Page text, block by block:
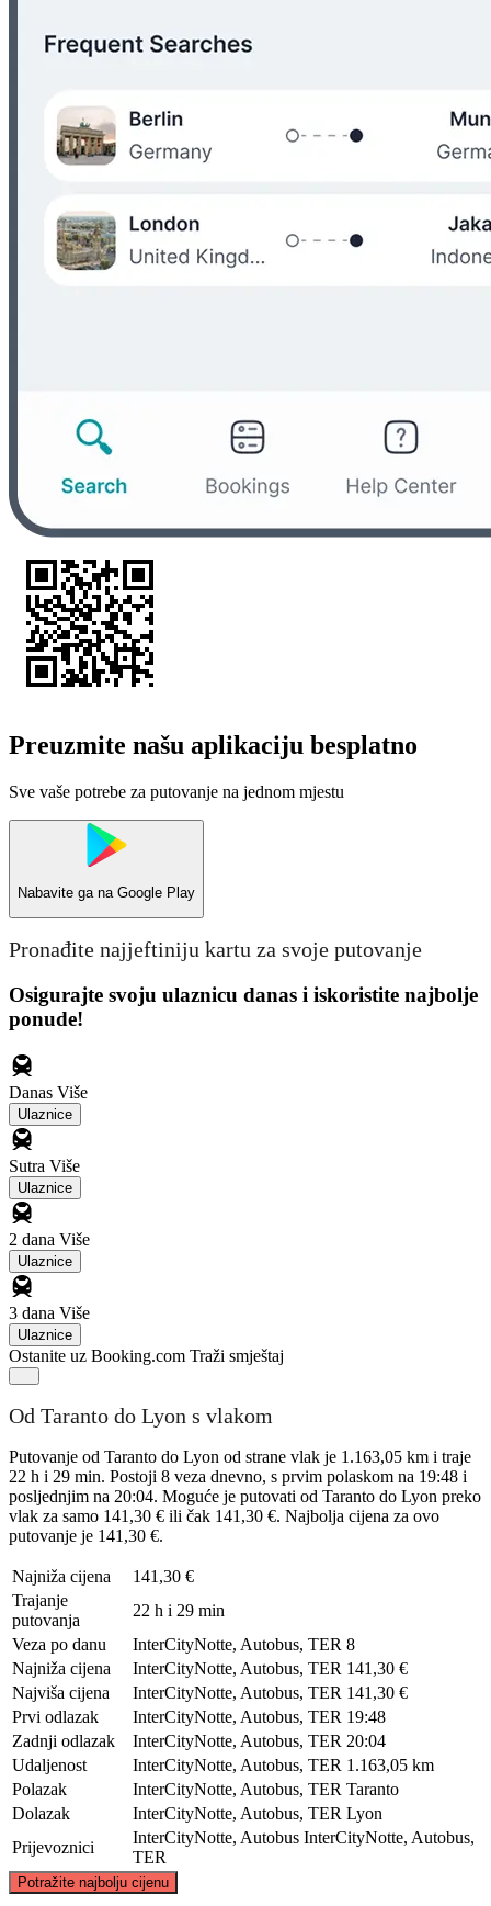
Preuzmite našu aplikaciju besplatno
Sve vaše potrebe za putovanje na jednom mjestu
Nabavite ga na Google Play
Pronađite najjeftiniju kartu za svoje putovanje
Osigurajte svoju ulaznicu danas i iskoristite najbolje
ponude!
Danas Više
Ulaznice
Sutra Više
Ulaznice
2 dana Više
Ulaznice
3 dana Više
Ulaznice
Ostanite uz Booking.com Traži smještaj
Od Taranto do Lyon s vlakom
Putovanje od Taranto do Lyon od strane vlak je 1.163,05 km i traje
22 h i 29 min. Postoji 8 veza dnevno, s prvim polaskom na 19:48 i
posljednjim na 20:04. Moguće je putovati od Taranto do Lyon preko
vlak za samo 141,30 € ili čak 141,30 €. Najbolja cijena za ovo
putovanje je 141,30 €.
Najniža cijena
141,30 €
Trajanje
putovanja
22 h i 29 min
Veza po danu
InterCityNotte, Autobus, TER 8
Najniža cijena
InterCityNotte, Autobus, TER 141,30 €
Najviša cijena
InterCityNotte, Autobus, TER 141,30 €
Prvi odlazak
InterCityNotte, Autobus, TER 19:48
Zadnji odlazak
InterCityNotte, Autobus, TER 20:04
Udaljenost
InterCityNotte, Autobus, TER 1.163,05 km
Polazak
InterCityNotte, Autobus, TER Taranto
Dolazak
InterCityNotte, Autobus, TER Lyon
Prijevoznici
InterCityNotte, Autobus InterCityNotte, Autobus,
TER
Potražite najbolju cijenu